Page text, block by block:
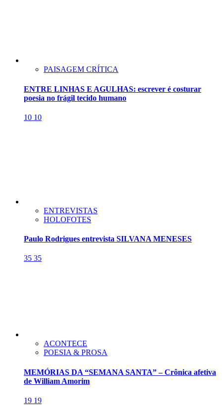
PAISAGEM CRÍTICA
ENTRE LINHAS E AGULHAS: escrever é costurar
poesia no frágil tecido humano
10 10
ENTREVISTAS
HOLOFOTES
Paulo Rodrigues entrevista SILVANA MENESES
35 35
ACONTECE
POESIA & PROSA
MEMÓRIAS DA “SEMANA SANTA” – Crônica afetiva
de William Amorim
19 19